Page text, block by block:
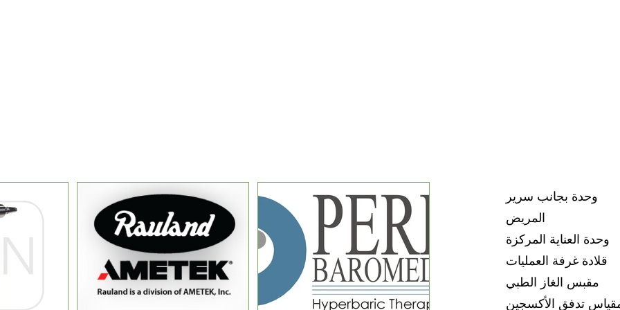
وحدة بجانب سرير
المريض
وحدة العناية المركزة
قلادة غرفة العمليات
مقبس الغاز الطبي
تدفق الأكسجين